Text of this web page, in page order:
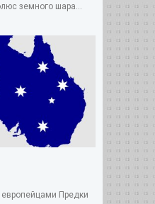
земного шара...
Предки